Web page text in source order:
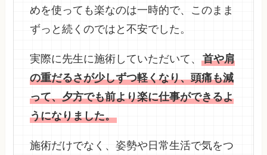
めを使っても楽なのは一時的で、このまま
ずっと続くのではと不安でした。
実際に先生に施術していただいて、首や肩
の重だるさが少しずつ軽くなり、頭痛も減
って、夕方でも前より楽に仕事ができるよ
うになりました。
施術だけでなく、姿勢や日常生活で気をつ